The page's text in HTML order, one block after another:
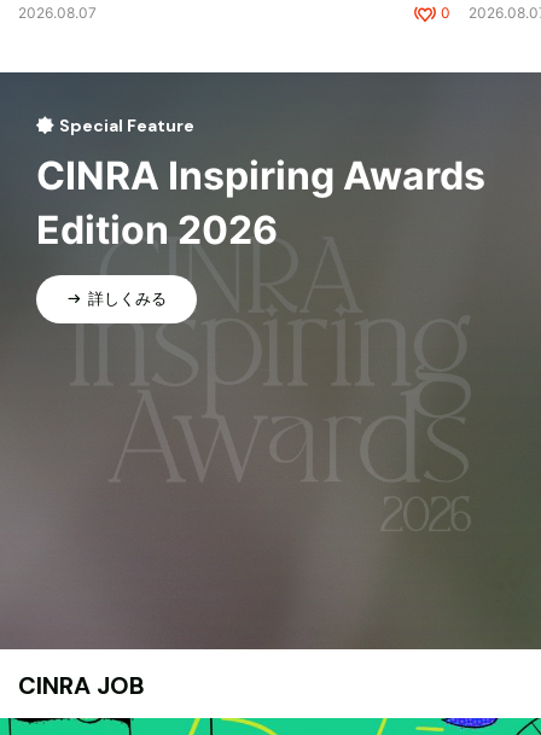
2026.08.07 0
Special Feature
CINRA Inspiring Awards
Edition 2026
詳しくみる
CINRA JOB